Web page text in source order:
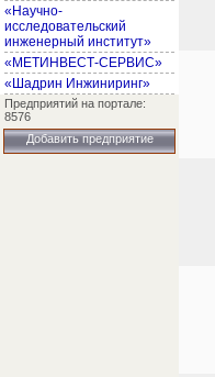
«Научно-
исследовательский
инженерный институт»
«МЕТИНВЕСТ-СЕРВИС»
«Шадрин Инжиниринг»
Предприятий на портале:
8576
Добавить предприятие